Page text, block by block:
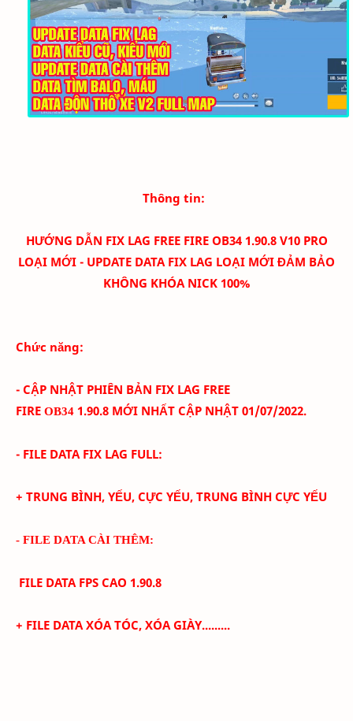
Thông tin:
HƯỚNG DẪN FIX LAG FREE FIRE OB34 1.90.8 V10 PRO
LOẠI MỚI - UPDATE DATA FIX LAG LOẠI MỚI ĐẢM BẢO
KHÔNG KHÓA NICK 100%
Chức năng:
- CẬP NHẬT PHIÊN BẢN FIX LAG FREE
FIRE OB34 1.90.8 MỚI NHẤT CẬP NHẬT 01/07/2022.
- FILE DATA FIX LAG FULL:
+ TRUNG BÌNH, YẾU, CỰC YẾU, TRUNG BÌNH CỰC YẾU
- FILE DATA CÀI THÊM:
FILE DATA FPS CAO 1.90.8
+ FILE DATA XÓA TÓC, XÓA GIÀY.........